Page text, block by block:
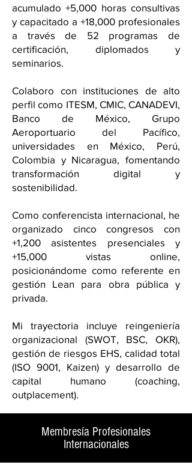
acumulado +5,000 horas consultivas
y capacitado a +18,000 profesionales
a través de 52 programas de
certificación, diplomados y
seminarios.
Colaboro con instituciones de alto
perfil como ITESM, CMIC, CANADEVI,
Banco de México, Grupo
Aeroportuario del Pacífico,
universidades en México, Perú,
Colombia y Nicaragua, fomentando
transformación digital y
sostenibilidad.
Como conferencista internacional, he
organizado cinco congresos con
+1,200 asistentes presenciales y
+15,000 vistas online,
posicionándome como referente en
gestión Lean para obra pública y
privada.
Mi trayectoria incluye reingeniería
organizacional (SWOT, BSC, OKR),
gestión de riesgos EHS, calidad total
(ISO 9001, Kaizen) y desarrollo de
capital humano (coaching,
outplacement).
Membresía Profesionales
Internacionales